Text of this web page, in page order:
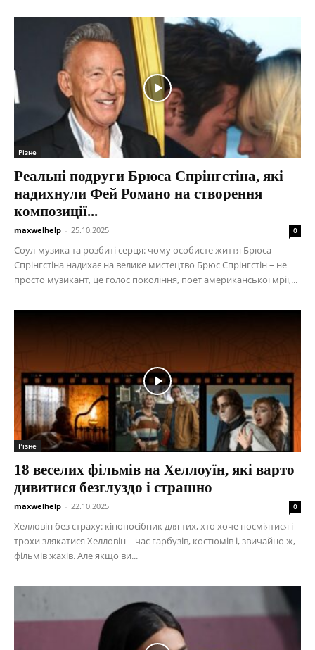
Різне
Реальні подруги Брюса Спрінгстіна, які
надихнули Фей Романо на створення
композиції...
maxwelhelp - 25.10.2025 0
Соул-музика та розбиті серця: чому особисте життя Брюса
Спрінгстіна надихає на велике мистецтво Брюс Спрінгстін – не
просто музикант, це голос покоління, поет американської мрії,...
Різне
18 веселих фільмів на Хеллоуїн, які варто
дивитися безглуздо і страшно
maxwelhelp - 22.10.2025 0
Хелловін без страху: кінопосібник для тих, хто хоче посміятися і
трохи злякатися Хелловін – час гарбузів, костюмів і, звичайно ж,
фільмів жахів. Але якщо ви...